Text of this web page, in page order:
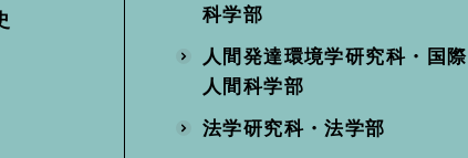
科学部
人間発達環境学研究科・国際
人間科学部
法学研究科・法学部